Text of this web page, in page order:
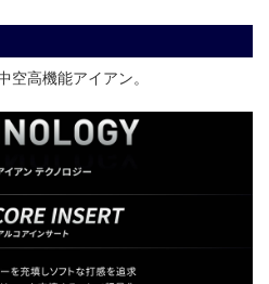
空高機能アイアン。